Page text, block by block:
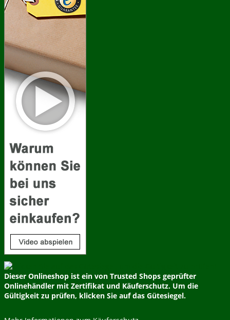
Dieser Onlineshop ist ein von Trusted Shops geprüfter
Onlinehändler mit Zertifikat und Käuferschutz. Um die
Gültigkeit zu prüfen, klicken Sie auf das Gütesiegel.